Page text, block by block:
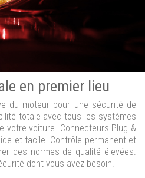
en premier lieu
du moteur pour une sécurité de
totale avec tous les systèmes
votre voiture. Connecteurs Plug &
et facile. Contrôle permanent et
des normes de qualité élevées.
dont vous avez besoin.